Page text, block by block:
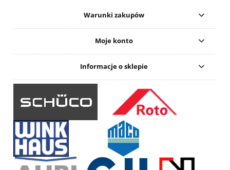
Warunki zakupów
Moje konto
Informacje o sklepie